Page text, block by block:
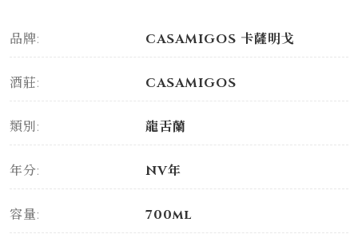
品牌: CASAMIGOS 卡薩明戈
酒莊: CASAMIGOS
類別: 龍舌蘭
年分: NV年
容量: 700ml